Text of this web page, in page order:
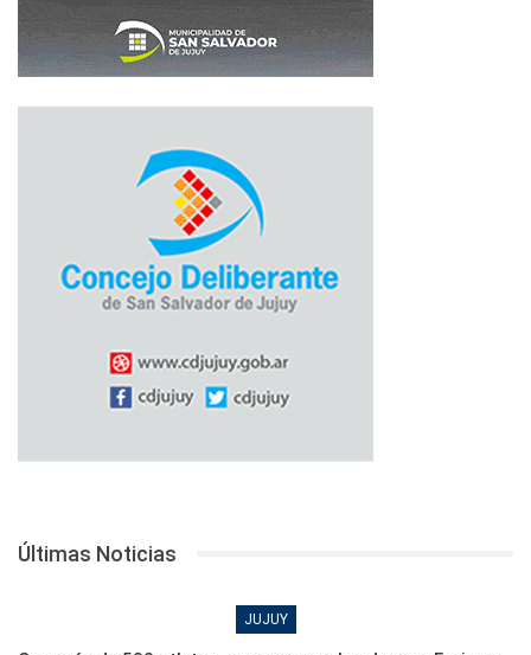
Últimas Noticias
JUJUY